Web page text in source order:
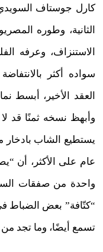
كارل جوستاف السويدي
الثانية، وطوره
الاستنزاف، وعرفه
سواده أكثر
العقد الأخير، أبسط
وأبهظ نسخه ثمنًا قد
يستطيع الشاب بادخار
عام على الأكثر، أن
واحدة من صفقات
“كتّافة” بعض الضباط
تسمع أيضًا، وما تجد من